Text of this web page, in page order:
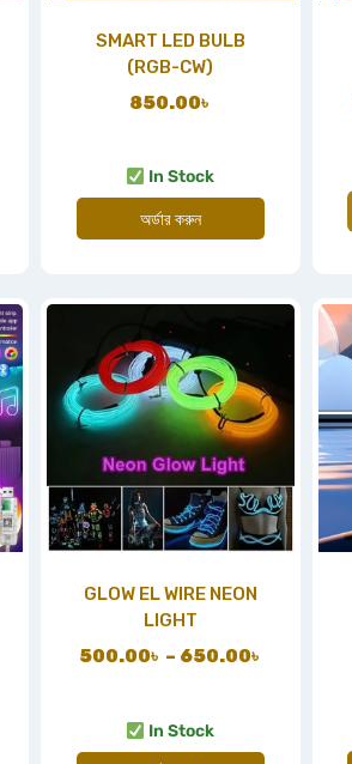
SMART LED BULB
(RGB-CW)
850.00৳
In Stock
অর্ডার করুন
GLOW EL WIRE NEON
LIGHT
500.00৳ – 650.00৳
In Stock